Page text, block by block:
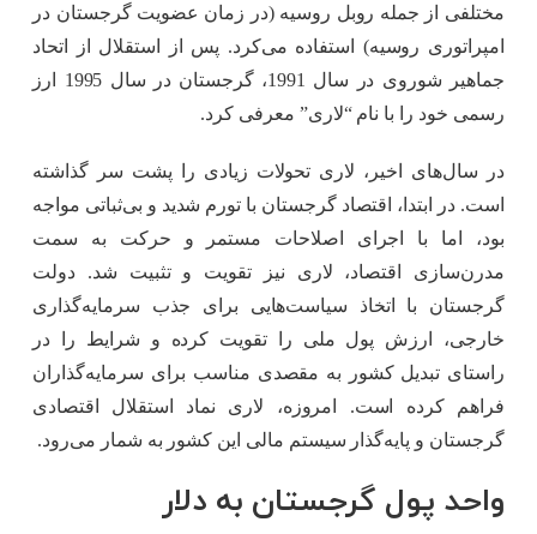
مختلفی از جمله روبل روسیه (در زمان عضویت گرجستان در
امپراتوری روسیه) استفاده می‌کرد. پس از استقلال از اتحاد
جماهیر شوروی در سال 1991، گرجستان در سال 1995 ارز
رسمی خود را با نام “لاری” معرفی کرد.
در سال‌های اخیر، لاری تحولات زیادی را پشت سر گذاشته
است. در ابتدا، اقتصاد گرجستان با تورم شدید و بی‌ثباتی مواجه
بود، اما با اجرای اصلاحات مستمر و حرکت به سمت
مدرن‌سازی اقتصاد، لاری نیز تقویت و تثبیت شد. دولت
گرجستان با اتخاذ سیاست‌هایی برای جذب سرمایه‌گذاری
خارجی، ارزش پول ملی را تقویت کرده و شرایط را در
راستای تبدیل کشور به مقصدی مناسب برای سرمایه‌گذاران
فراهم کرده است. امروزه، لاری نماد استقلال اقتصادی
گرجستان و پایه‌گذار سیستم مالی این کشور به شمار می‌رود.
واحد پول گرجستان به دلار